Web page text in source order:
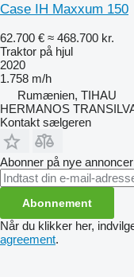
Case IH Maxxum 150
62.700 € ≈ 468.700 kr.
Traktor på hjul
2020
1.758 m/h
Rumænien, TIHAU
HERMANOS
Kontakt sælgeren
Abonner på nye
Abonnement
Når du klikker her,
agreement.